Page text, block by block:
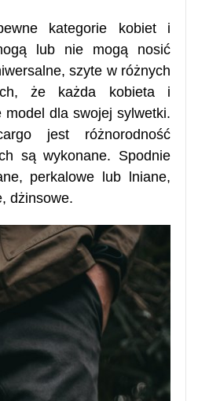
kategorie kobiet i
lub nie mogą nosić
szyte w różnych
że każda kobieta i
model dla swojej sylwetki.
jest różnorodność
są wykonane. Spodnie
perkalowe lub lniane,
dżinsowe.